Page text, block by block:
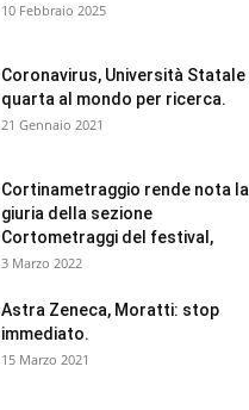
10 Febbraio 2025
Coronavirus, Università Statale
quarta al mondo per ricerca.
21 Gennaio 2021
Cortinametraggio rende nota la
giuria della sezione
Cortometraggi del festival,
3 Marzo 2022
Astra Zeneca, Moratti: stop
immediato.
15 Marzo 2021